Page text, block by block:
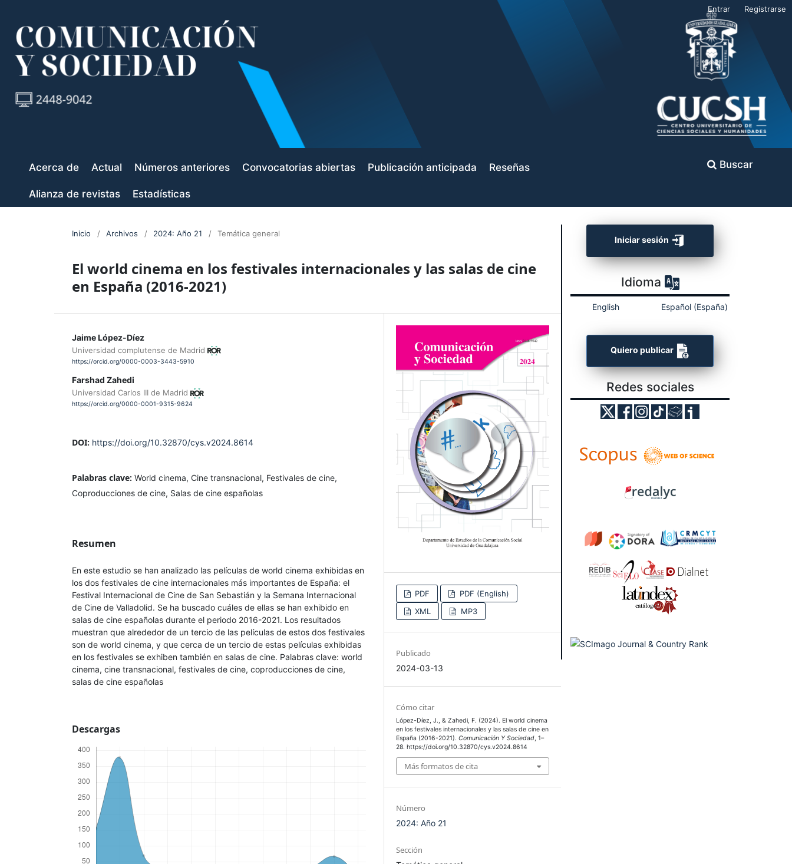
Acerca de Actual Números anteriores Convocatorias abiertas Publicación anticipada Reseñas
Alianza de revistas Estadísticas
Buscar
Entrar Registrarse
Inicio / Archivos / 2024: Año 21 / Temática general
El world cinema en los festivales internacionales y las salas de cine
en España (2016-2021)
Jaime López-Díez
Universidad complutense de Madrid
https://orcid.org/0000-0003-3443-5910
Farshad Zahedi
Universidad Carlos III de Madrid
https://orcid.org/0000-0001-9315-9624
DOI: https://doi.org/10.32870/cys.v2024.8614
Palabras clave: World cinema, Cine transnacional, Festivales de cine,
Coproducciones de cine, Salas de cine españolas
Resumen
En este estudio se han analizado las películas de world cinema exhibidas en
los dos festivales de cine internacionales más importantes de España: el
Festival Internacional de Cine de San Sebastián y la Semana Internacional
de Cine de Valladolid. Se ha buscado cuáles de ellas se han exhibido en
salas de cine españolas durante el periodo 2016-2021. Los resultados
muestran que alrededor de un tercio de las películas de estos dos festivales
son de world cinema, y que cerca de un tercio de estas películas exhibidas
en los festivales se exhiben también en salas de cine. Palabras clave: world
cinema, cine transnacional, festivales de cine, coproducciones de cine,
salas de cine españolas
Descargas
PDF
PDF (English)
XML
MP3
Publicado
2024-03-13
Cómo citar
López-Díez, J., & Zahedi, F. (2024). El world cinema
en los festivales internacionales y las salas de cine en
España (2016-2021).Comunicación Y Sociedad, 1–
28. https://doi.org/10.32870/cys.v2024.8614
Más formatos de cita
Número
2024: Año 21
Sección
Iniciar sesión
Idioma
English Español (España)
Quiero publicar
Redes sociales